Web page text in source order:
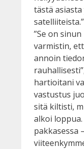
tästä
satelliiteista.”
”Se on
varmistin,
annoin
hartioitani
vastustus
sitä kiltisti,
alkoi
pakkasessa